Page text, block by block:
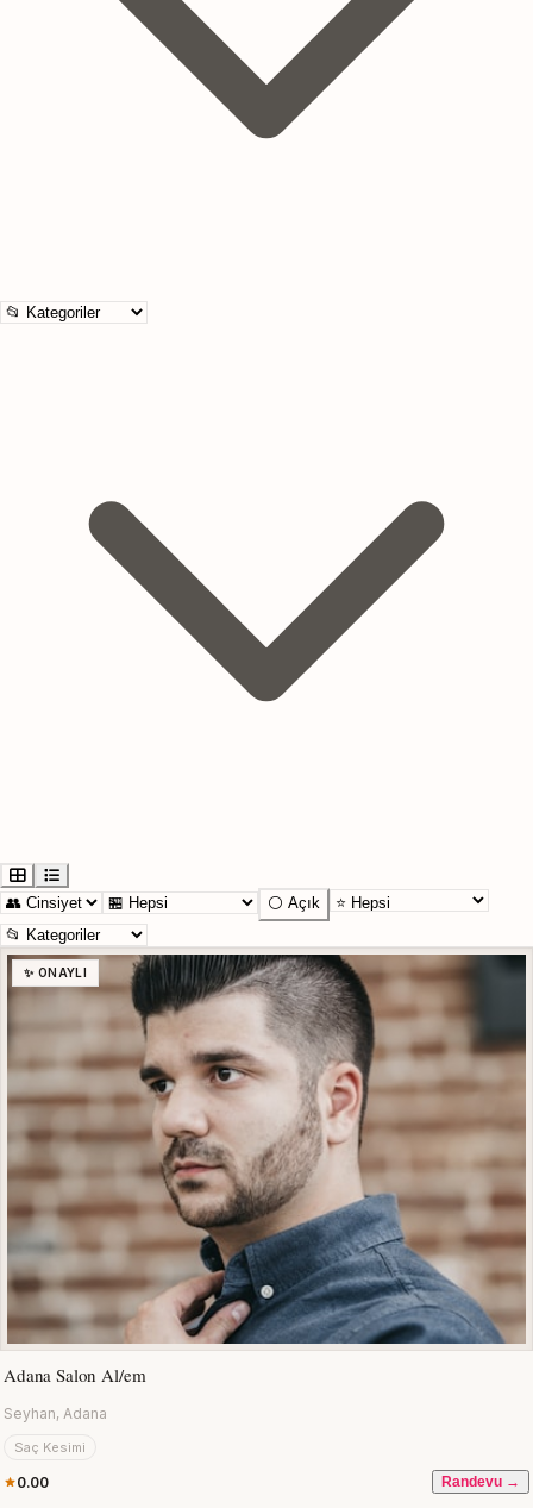
⚪ Açık
✨ ONAYLI
Adana Salon Al/em
Seyhan, Adana
Saç Kesimi
0.00 Randevu →